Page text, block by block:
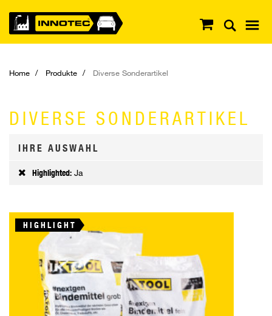
Home Produkte Diverse Sonderartikel
DIVERSE SONDERARTIKEL
IHRE AUSWAHL
Highlighted: Ja
HIGHLIGHT